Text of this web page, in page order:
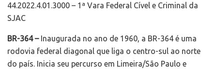
44.2022.4.01.3000 – 1ª Vara Federal Cível e Criminal da
SJAC
BR-364 – Inaugurada no ano de 1960, a BR-364 é uma
rodovia federal diagonal que liga o centro-sul ao norte
do país. Inicia seu percurso em Limeira/São Paulo e